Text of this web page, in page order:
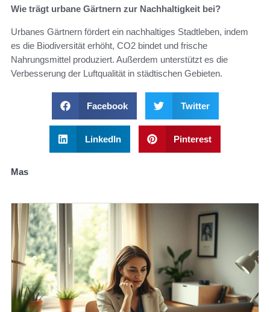
Wie trägt urbane Gärtnern zur Nachhaltigkeit bei?
Urbanes Gärtnern fördert ein nachhaltiges Stadtleben, indem
es die Biodiversität erhöht, CO2 bindet und frische
Nahrungsmittel produziert. Außerdem unterstützt es die
Verbesserung der Luftqualität in städtischen Gebieten.
Facebook Twitter
LinkedIn Pinterest
Mas